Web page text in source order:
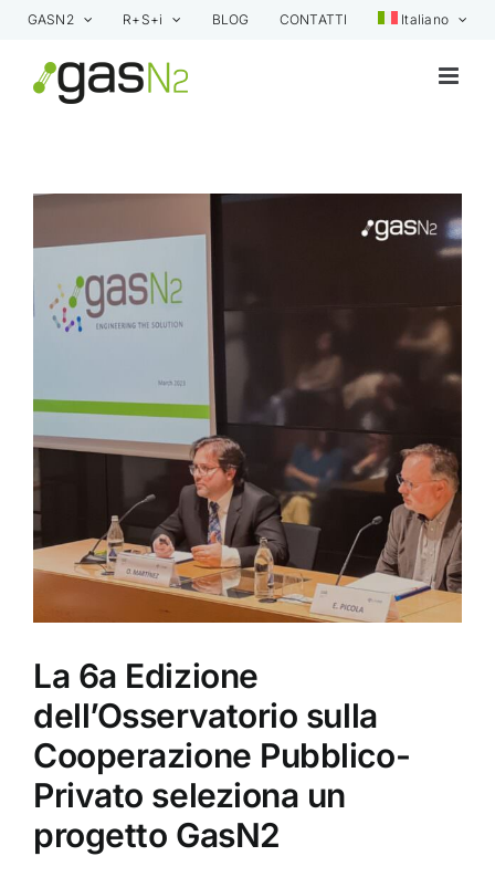
Skip
content
GASN2 R+S+i BLOG CONTATTI Italiano
Image
La 6a Edizione
dell’Osservatorio sulla
Cooperazione Pubblico-
Privato seleziona un
progetto GasN2